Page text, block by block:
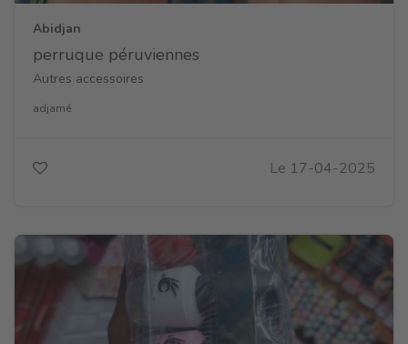
Abidjan
perruque péruviennes
Autres accessoires
adjamé
Le 17-04-2025